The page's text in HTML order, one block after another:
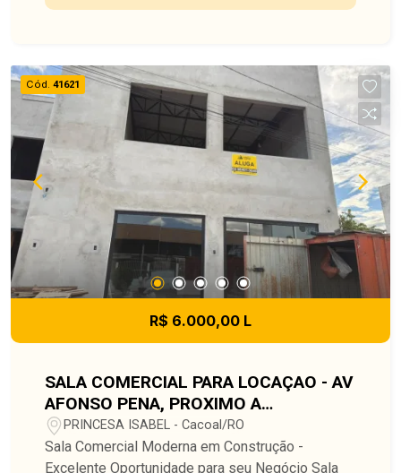
escritórios, consultórios e empresas em geral
visibilidade, praticidade e um ambiente pronto
para atender clientes com conforto e
organização.
Cód. 41621
R$ 6.000,00 L
SALA COMERCIAL PARA LOCAÇAO - AV
AFONSO PENA, PROXIMO A
RODOVIARIA DOS COLONOS, DE FACIL
ACESSO AO CENTRO
PRINCESA ISABEL - Cacoal/RO
Sala Comercial Moderna em Construção -
Excelente Oportunidade para seu Negócio Sala